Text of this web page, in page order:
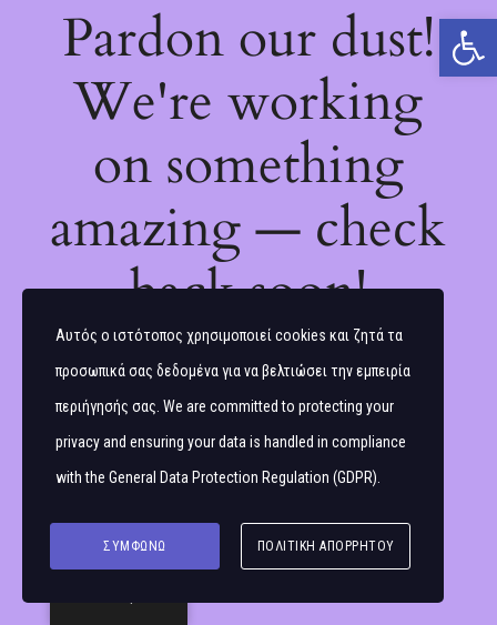
Ανοίξτε τη γραμμή εργαλείων
Pardon our dust!
We're working
on something
amazing — check
back soon!
Αυτός ο ιστότοπος χρησιμοποιεί cookies και ζητά τα
προσωπικά σας δεδομένα για να βελτιώσει την εμπειρία
περιήγησής σας. We are committed to protecting your
privacy and ensuring your data is handled in compliance
with the General Data Protection Regulation (GDPR)
ΣΥΜΦΩΝΏ ΠΟΛΙΤΙΚΉ ΑΠΟΡΡΉΤΟΥ